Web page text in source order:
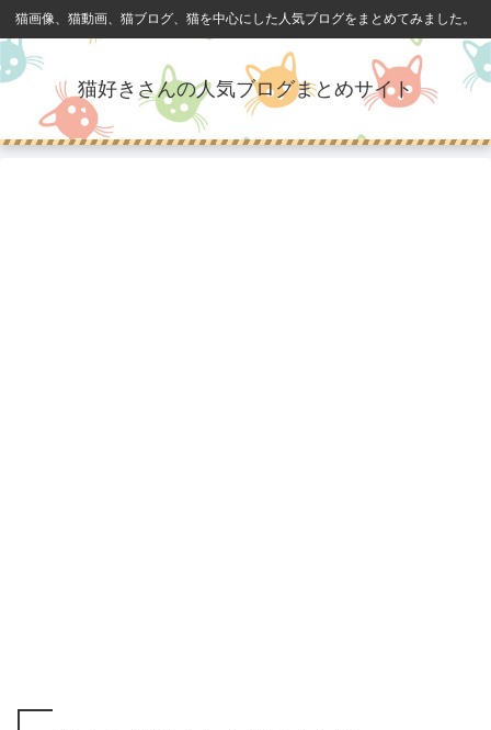
猫画像、猫動画、猫ブログ、猫を中心にした人気ブログをまとめてみました。
猫好きさんの人気ブログまとめサイト